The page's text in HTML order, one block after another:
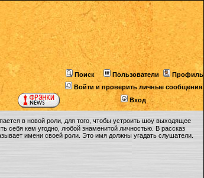
Поиск Пользователи
Профиль
Войти и проверить личные сообщения
Вход
в новой роли, для того, чтобы устроить шоу выходящее
себя кем угодно, любой знаменитой личностью. В рассказ
имени своей роли. Это имя должны угадать слушатели.